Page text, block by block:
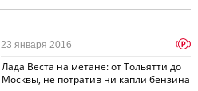
Лада Веста на метане: от Тольятти до
Москвы, не потратив ни капли бензина
23 января 2016 p